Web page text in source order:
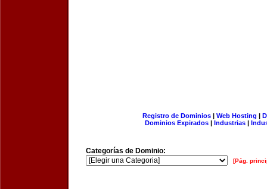
Registro de Dominios| Web Hosting |
Dominios Expirados | Industrias |
Categorías de Dominio:
[Pág.